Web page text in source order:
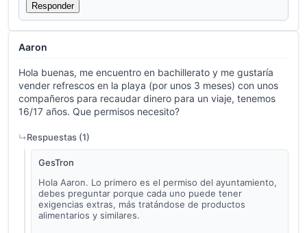
Responder
Aaron
Hola buenas, me encuentro en bachillerato y me gustaría
vender refrescos en la playa (por unos 3 meses) con unos
compañeros para recaudar dinero para un viaje, tenemos
16/17 años. Que permisos necesito?
Respuestas (1)
GesTron
Hola Aaron. Lo primero es el permiso del ayuntamiento,
debes preguntar porque cada uno puede tener
exigencias extras, más tratándose de productos
alimentarios y similares.